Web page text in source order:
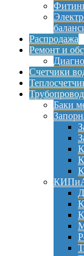
Распродажа
Ремонт и
Счетчики
Баки